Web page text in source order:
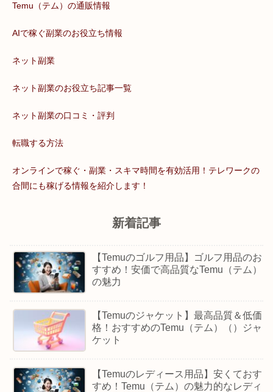
Temu（テム）の通販情報
AIで稼ぐ副業のお役立ち情報
ネット副業
ネット副業のお役立ち記事一覧
ネット副業の口コミ・評判
転職する方法
オンラインで稼ぐ・副業・スキマ時間を有効活用！テレワークの
合間にも稼げる情報を紹介します！
新着記事
【Temuのゴルフ用品】ゴルフ用品のお
すすめ！安価で高品質なTemu（テム）
の魅力
【Temuのジャケット】最高品質＆低価
格！おすすめのTemu（テム）（）ジャ
ケット
【Temuのレディース用品】安くておす
すめ！Temu（テム）の魅力的なレディ